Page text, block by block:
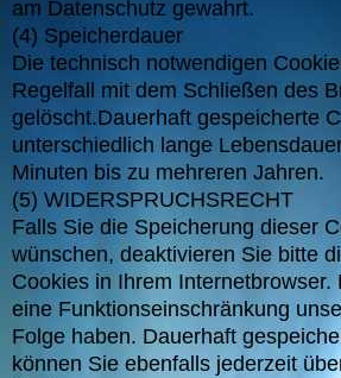
am Datenschutz gewahrt.
(4) Speicherdauer
Die technisch notwendigen
Regelfall mit dem Schließen des
gelöscht.Dauerhaft gespeicherte
unterschiedlich lange
Minuten bis zu mehreren Jahren.
(5) WIDERSPRUCHSRECHT
Falls Sie die Speicherung dieser
wünschen, deaktivieren Sie bitte
Cookies in Ihrem Internetbrowser.
eine Funktionseinschränkung
Folge haben. Dauerhaft
können Sie ebenfalls jederzeit